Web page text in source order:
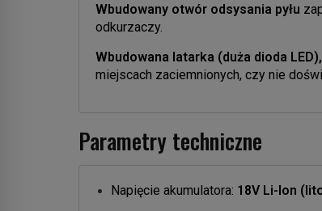
Wbudowany otwór odsysania pyłu
odkurzaczy.
Wbudowana latarka (duża dioda LED),
miejscach zaciemnionych, czy nie
Parametry techniczne
Napięcie akumulatora: 18V Li-Ion